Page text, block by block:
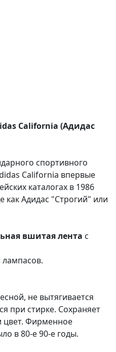
California (Адидас
спортивного
California впервые
каталогах в 1986
как Адидас "Строгий" или
вшитая лента с
не вытягивается
при стирке. Сохраняет
цвет. Фирменное
в 80-е 90-е годы.